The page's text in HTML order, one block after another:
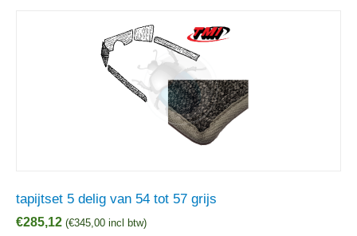
tapijtset 5 delig van 54 tot 57 grijs
€285,12 (€345,00 incl btw)